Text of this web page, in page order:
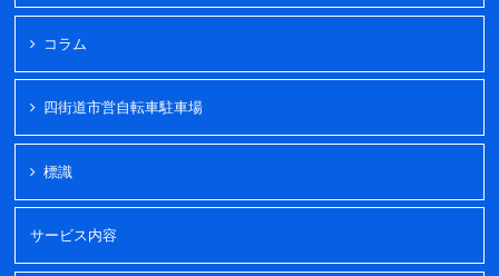
コラム
四街道市営自転車駐車場
標識
サービス内容